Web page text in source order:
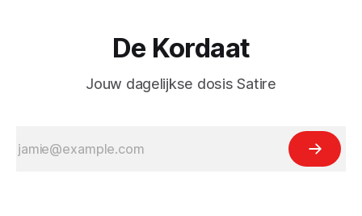
De Kordaat
Jouw dagelijkse dosis Satire